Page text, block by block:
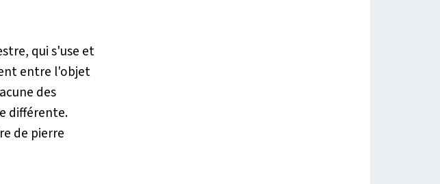
qui s'use et
entre l'objet
des
différente.
de pierre